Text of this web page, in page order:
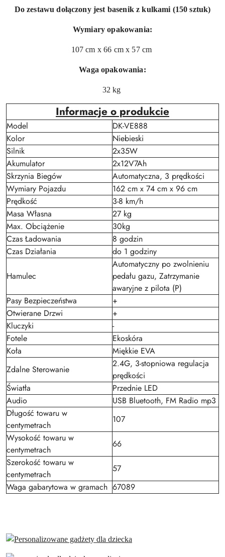
Do zestawu dołączony jest basenik z kulkami (150 sztuk)
Wymiary opakowania:
107 cm x 66 cm x 57 cm
Waga opakowania:
32 kg
Informacje o produkcie
Model
DK-VE888
Kolor
Niebieski
Silnik
2x35W
Akumulator
2x12V7Ah
Skrzynia Biegów
Automatyczna, 3 prędkości
Wymiary Pojazdu
162 cm x 74 cm x 96 cm
Prędkość
3-8 km/h
Masa Własna
27 kg
Max. Obciążenie
30kg
Czas Ładowania
8 godzin
Czas Działania
do 1 godziny
Hamulec
Automatyczny po zwolnieniu
pedału gazu, Zatrzymanie
awaryjne z pilota (P)
Pasy Bezpieczeństwa
+
Otwierane Drzwi
+
Kluczyki
-
Fotele
Ekoskóra
Koła
Miękkie EVA
Zdalne Sterowanie
2.4G, 3-stopniowa regulacja
prędkości
Światła
Przednie LED
Audio
USB Bluetooth, FM Radio mp3
Długość towaru w
centymetrach
107
Wysokość towaru w
centymetrach
66
Szerokość towaru w
centymetrach
57
Waga gabarytowa w gramach 67089